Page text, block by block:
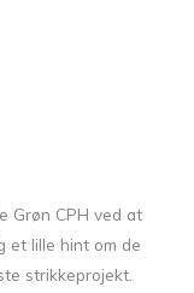
Grøn CPH ved at
et lille hint om de
strikkeprojekt.